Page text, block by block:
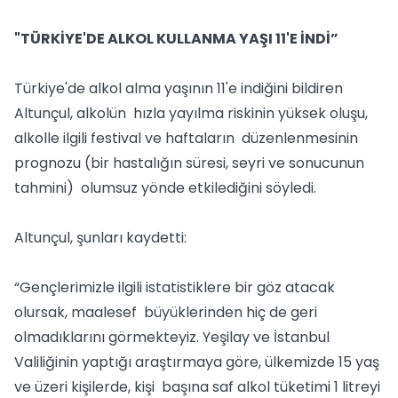
"TÜRKİYE'DE ALKOL KULLANMA YAŞI 11'E İNDİ”
Türkiye'de alkol alma yaşının 11'e indiğini bildiren
Altunçul, alkolün hızla yayılma riskinin yüksek oluşu,
alkolle ilgili festival ve haftaların düzenlenmesinin
prognozu (bir hastalığın süresi, seyri ve sonucunun
tahmini) olumsuz yönde etkilediğini söyledi.
Altunçul, şunları kaydetti:
“Gençlerimizle ilgili istatistiklere bir göz atacak
olursak, maalesef büyüklerinden hiç de geri
olmadıklarını görmekteyiz. Yeşilay ve İstanbul
Valiliğinin yaptığı araştırmaya göre, ülkemizde 15 yaş
ve üzeri kişilerde, kişi başına saf alkol tüketimi 1 litreyi